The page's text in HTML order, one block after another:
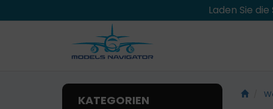
Laden Sie
KATEGORIEN